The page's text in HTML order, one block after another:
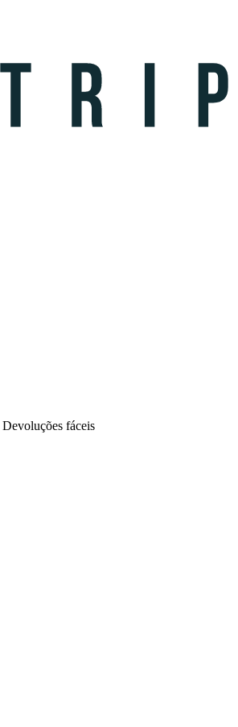
Devoluções fáceis